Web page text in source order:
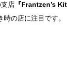
店 『Frantzen’s
時の店に注目です。